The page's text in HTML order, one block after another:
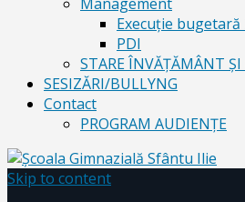
Execuţie bugetară
PDI
STARE ÎNVĂȚĂMÂNT
SESIZĂRI/BULLYNG
Contact
PROGRAM AUDIENŢE
Skip to content